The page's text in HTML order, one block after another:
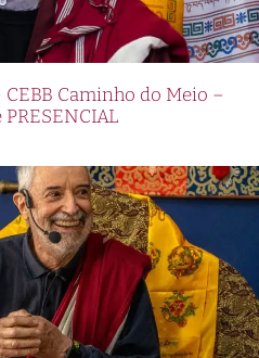
Caminho do Meio –